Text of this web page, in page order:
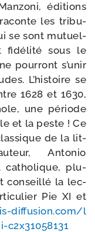
édi­tions
raconte les tri­bu­
se sont mutuel­
fidé­li­té sous le
pour­ront s’unir
L’histoire se
1628 et 1630,
une période
et la peste ! Ce
de la lit­
Antonio
catho­lique, plu­
conseillé la lec­
Pie XI et
dif​fu​sion​.com/​l​
​c​2​x​3​1​0​5​8​131